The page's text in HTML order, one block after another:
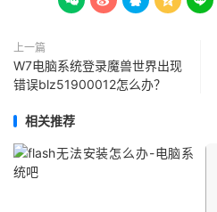
上一篇
W7电脑系统登录魔兽世界出现
错误blz51900012怎么办？
相关推荐